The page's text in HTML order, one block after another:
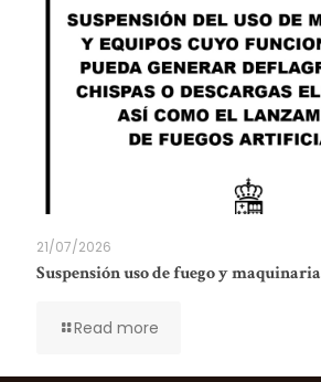
21/07/2026
Suspensión uso de fuego y maquinaria
Read more